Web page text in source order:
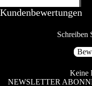
Kundenbewertungen
Schreiben
Keine
NEWSLETTER